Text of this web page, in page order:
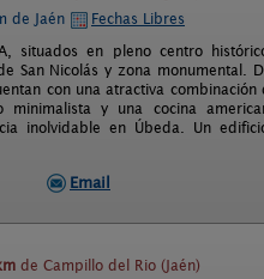
de Jaén
Fechas Libres
situados en pleno centro
San Nicolás y zona monumental.
con una atractiva combinación
y una cocina
inolvidable en Úbeda. Un
Email
de Campillo del Rio (Jaén)